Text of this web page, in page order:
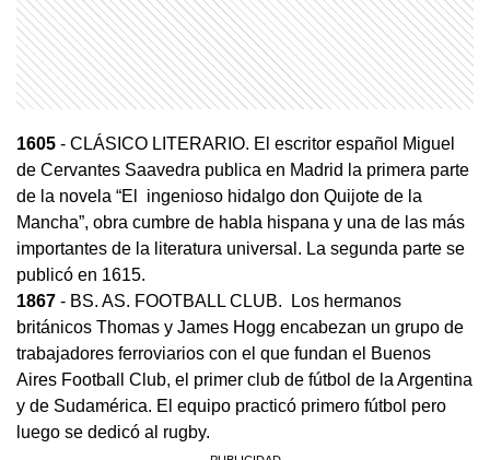
1605 - CLÁSICO LITERARIO. El escritor español Miguel
de Cervantes Saavedra publica en Madrid la primera parte
de la novela “El ingenioso hidalgo don Quijote de la
Mancha”, obra cumbre de habla hispana y una de las más
importantes de la literatura universal. La segunda parte se
publicó en 1615.
1867 - BS. AS. FOOTBALL CLUB. Los hermanos
británicos Thomas y James Hogg encabezan un grupo de
trabajadores ferroviarios con el que fundan el Buenos
Aires Football Club, el primer club de fútbol de la Argentina
y de Sudamérica. El equipo practicó primero fútbol pero
luego se dedicó al rugby.